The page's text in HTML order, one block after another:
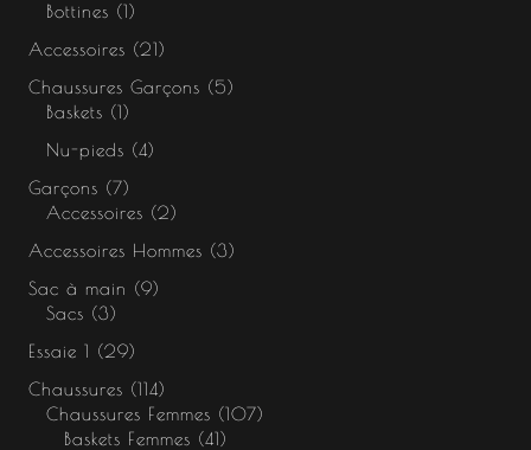
Bottines
1
Accessoires
21
Chaussures Garçons
5
Baskets
1
Nu-pieds
4
Garçons
7
Accessoires
2
Accessoires Hommes
3
Sac à main
9
Sacs
3
Essaie 1
29
Chaussures
114
Chaussures Femmes
107
Baskets Femmes
41